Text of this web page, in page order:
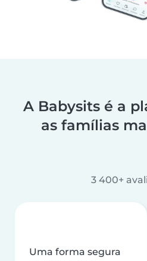
A Babysits é a
as famílias
3 400+
Uma forma segura